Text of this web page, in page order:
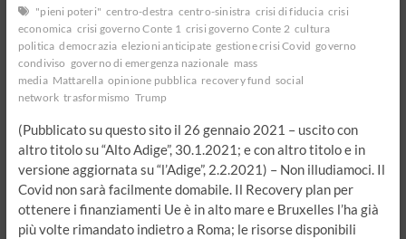
"pieni poteri" centro-destra centro-sinistra crisi di fiducia crisi
economica crisi governo Conte 1 crisi governo Conte 2 cultura
politica democrazia elezioni anticipate gestione crisi Covid governo
condiviso governo di emergenza nazionale mass
media Mattarella opinione pubblica recovery fund social
network trasformismo Trump
(Pubblicato su questo sito il 26 gennaio 2021 – uscito con
altro titolo su “Alto Adige”, 30.1.2021; e con altro titolo e in
versione aggiornata su “l’Adige”, 2.2.2021) – Non illudiamoci. Il
Covid non sarà facilmente domabile. Il Recovery plan per
ottenere i finanziamenti Ue è in alto mare e Bruxelles l’ha già
più volte rimandato indietro a Roma; le risorse disponibili